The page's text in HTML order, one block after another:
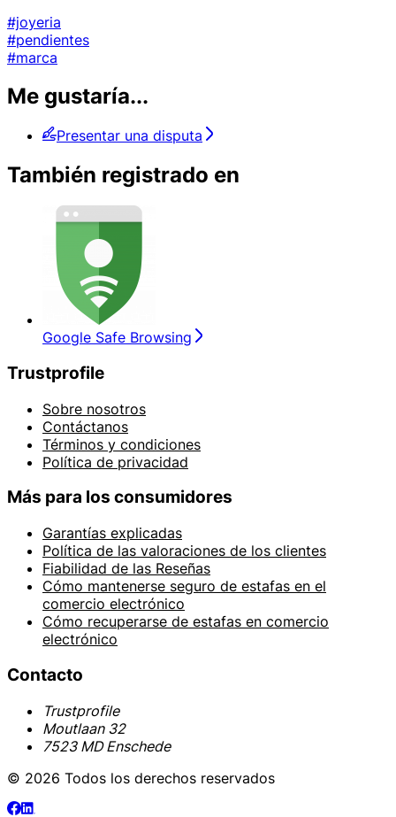
#joyeria
#pendientes
#marca
Me gustaría...
Presentar una disputa
También registrado en
Google Safe Browsing
Trustprofile
Sobre nosotros
Contáctanos
Términos y condiciones
Política de privacidad
Más para los consumidores
Garantías explicadas
Política de las valoraciones de los clientes
Fiabilidad de las Reseñas
Cómo mantenerse seguro de estafas en el
comercio electrónico
Cómo recuperarse de estafas en comercio
electrónico
Contacto
Trustprofile
Moutlaan 32
7523 MD Enschede
© 2026 Todos los derechos reservados